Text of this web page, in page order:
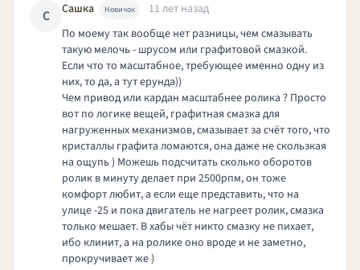
С Сашка Новичок
11 лет назад
По моему так вообще нет разницы, чем смазывать
такую мелочь - шрусом или графитовой смазкой.
Если что то масштабное, требующее именно одну из
них, то да, а тут ерунда))
Чем привод или кардан масштабнее ролика ? Просто
вот по логике вещей, графитная смазка для
нагруженных механизмов, смазывает за счёт того, что
кристаллы графита ломаются, она даже не скользкая
на ощупь ) Можешь подсчитать сколько оборотов
ролик в минуту делает при 2500рпм, он тоже
комфорт любит, а если еще представить, что на
улице -25 и пока двигатель не нагреет ролик, смазка
только мешает. В хабы чёт никто смазку не пихает,
ибо клинит, а на ролике оно вроде и не заметно,
прокручивает же )